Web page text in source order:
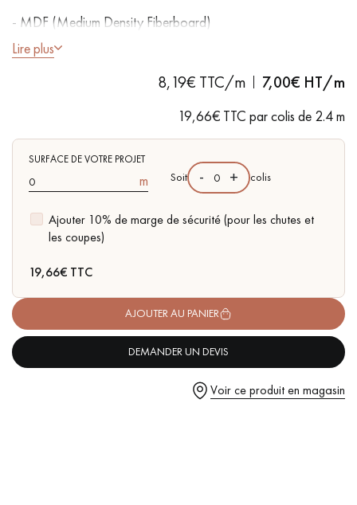
VOUS AVEZ UN PROJET ?
Nos experts sont à votre disposition pour vous guider pas à
Un expert Décoplus Parquets vous appelle
- MDF (Medium Density Fiberboard)
- Bord arrondi + 1 coté légèrement arrondi (3 mm)
- Pas d'espace à l'arriere
Lire plus
8,19€ TTC/m 7,00€ HT/m
19,66€ TTC par colis de 2.4 m
SURFACE DE VOTRE PROJET
m
Ajouter 10% de marge de sécurité (pour les chutes et
les coupes)
Soit - + colis
19,66€ TTC
AJOUTER AU PANIER
DEMANDER UN DEVIS
Voir ce produit en magasin